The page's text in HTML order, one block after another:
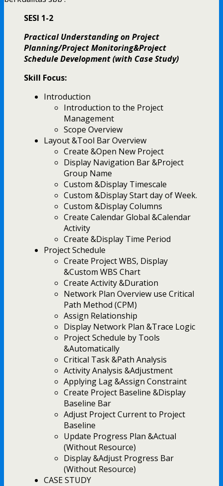
SESI 1-2
Practical Understanding on Project
Planning/Project Monitoring&Project
Schedule Development (with Case Study)
Skill Focus:
Introduction
Introduction to the Project
Management
Scope Overview
Layout &Tool Bar Overview
Create &Open New Project
Display Navigation Bar &Project
Group Name
Custom &Display Timescale
Custom &Display Start day of Week.
Custom &Display Columns
Create Calendar Global &Calendar
Activity
Create &Display Time Period
Project Schedule
Create Project WBS, Display
&Custom WBS Chart
Create Activity &Duration
Network Plan Overview use Critical
Path Method (CPM)
Assign Relationship
Display Network Plan &Trace Logic
Project Schedule by Tools
&Automatically
Critical Task &Path Analysis
Activity Analysis &Adjustment
Applying Lag &Assign Constraint
Create Project Baseline &Display
Baseline Bar
Adjust Project Current to Project
Baseline
Update Progress Plan &Actual
(Without Resource)
Display &Adjust Progress Bar
(Without Resource)
CASE STUDY